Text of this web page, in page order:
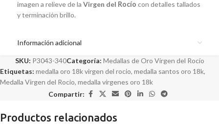
imagen a relieve de la Virgen del Rocío con detalles tallados
y terminación brillo.
Información adicional
SKU: P3043-340Categoría: Medallas de Oro Virgen del Rocío
Etiquetas: medalla oro 18k virgen del rocio, medalla santos oro 18k,
Medalla Virgen del Rocio, medalla vírgenes oro 18k
Compartir:
Productos relacionados